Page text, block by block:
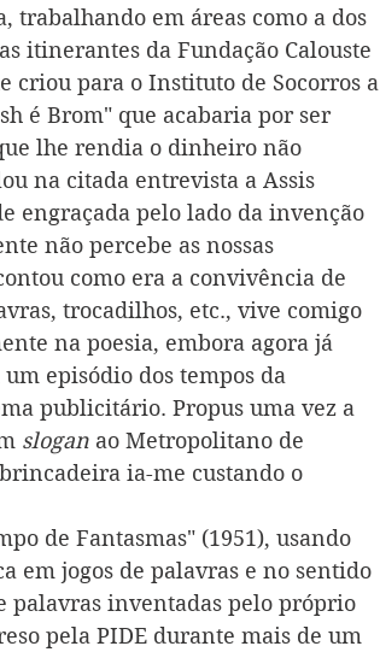
trabalhando em áreas como a dos
itinerantes da Fundação Calouste
criou para o Instituto de Socorros a
é Brom" que acabaria por ser
lhe rendia o dinheiro não
na citada entrevista a Assis
engraçada pelo lado da invenção
não percebe as nossas
como era a convivência de
trocadilhos, etc., vive comigo
na poesia, embora agora já
episódio dos tempos da
publicitário. Propus uma vez a
slogan ao Metropolitano de
ia-me custando o
de Fantasmas" (1951), usando
em jogos de palavras e no sentido
palavras inventadas pelo próprio
pela PIDE durante mais de um